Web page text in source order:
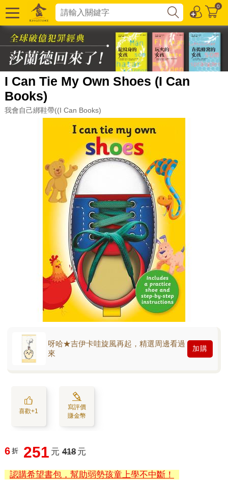
0
I Can Tie My Own Shoes (I Can
Books)
我會自己綁鞋帶((I Can Books)
呀哈★吉伊卡哇旋風再起，精選周邊看過
來
加購
喜歡+1
寫評價
賺金幣
6 折 251 元 418 元
認購希望書包，幫助弱勢孩童上學不中斷！